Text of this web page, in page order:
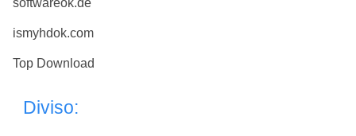
ismyhdok.com
Top Download
Diviso: